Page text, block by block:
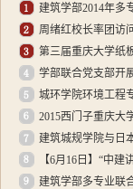
建筑学部2014年多
周绪红校长率团访
第三届重庆大学纸
学部联合党支部开
城环学院环境工程
2015西门子重庆大
建筑城规学院与日
【6月16日】“中建
建筑学部多专业联